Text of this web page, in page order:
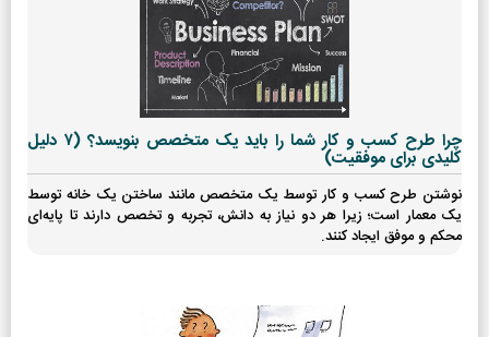
چرا طرح کسب و کار شما را باید یک متخصص بنویسد؟ (۷ دلیل
کلیدی برای موفقیت)
نوشتن طرح کسب و کار توسط یک متخصص مانند ساختن یک خانه توسط
یک معمار است؛ زیرا هر دو نیاز به دانش، تجربه و تخصص دارند تا پایه‌ای
محکم و موفق ایجاد کنند.